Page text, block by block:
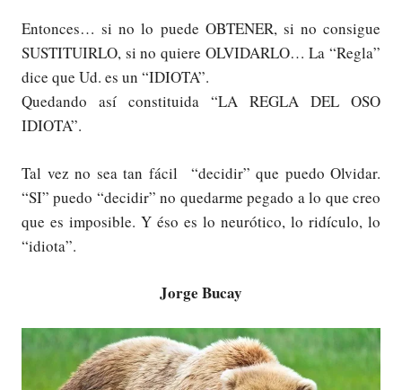
Entonces… si no lo puede OBTENER, si no consigue
SUSTITUIRLO, si no quiere OLVIDARLO… La “Regla”
dice que Ud. es un “IDIOTA”.
Quedando así constituida “LA REGLA DEL OSO
IDIOTA”.
Tal vez no sea tan fácil “decidir” que puedo Olvidar.
“SI” puedo “decidir” no quedarme pegado a lo que creo
que es imposible. Y éso es lo neurótico, lo ridículo, lo
“idiota”.
Jorge Bucay